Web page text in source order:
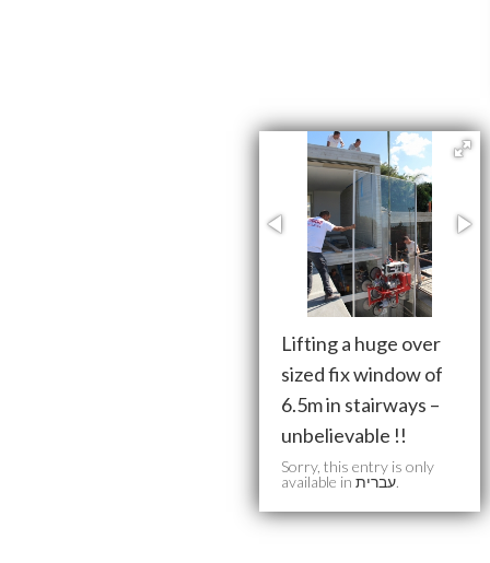
Lifting a huge over
sized fix window of
6.5m in stairways –
unbelievable !!
Sorry, this entry is only
available inעברית.